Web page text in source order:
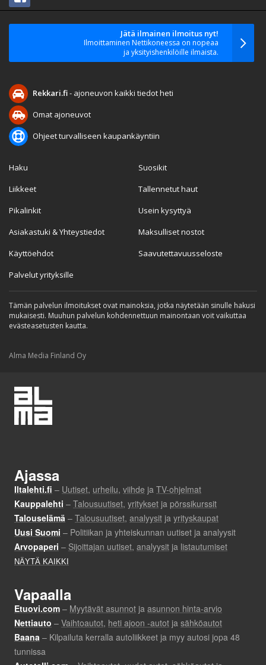
Jätä ilmainen ilmoitus nyt!
Ilmoittaminen Nettikoneessa on nopeaa
ja yksityishenkilöille ilmaista.
Rekkari.fi- ajoneuvon kaikki tiedot heti
Omat ajoneuvot
Ohjeet turvalliseen kaupankäyntiin
Haku
Liikkeet
Pikalinkit
Asiakastuki & Yhteystiedot
Käyttöehdot
Palvelut yrityksille
Suosikit
Tallennetut haut
Usein kysyttyä
Maksulliset nostot
Saavutettavuusseloste
Tämän palvelun ilmoitukset ovat mainoksia, jotka näytetään sinulle hakusi
mukaisesti. Muuhun palvelun kohdennettuun mainontaan voit vaikuttaa
evästeasetusten kautta.
Alma Media Finland Oy